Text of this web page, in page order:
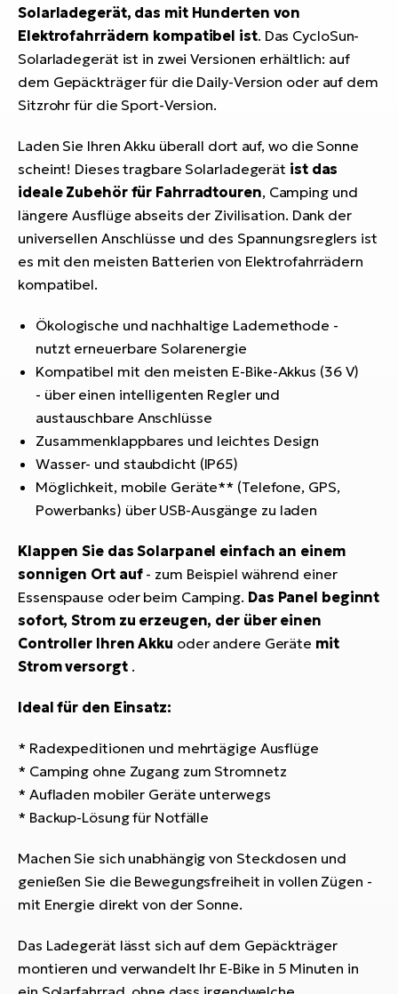
Solarladegerät, das mit Hunderten von
Elektrofahrrädern kompatibel ist. Das CycloSun-
Solarladegerät ist in zwei Versionen erhältlich: auf
dem Gepäckträger für die Daily-Version oder auf dem
Sitzrohr für die Sport-Version.
Laden Sie Ihren Akku überall dort auf, wo die Sonne
scheint! Dieses tragbare Solarladegerät ist das
ideale Zubehör für Fahrradtouren, Camping und
längere Ausflüge abseits der Zivilisation. Dank der
universellen Anschlüsse und des Spannungsreglers ist
es mit den meisten Batterien von Elektrofahrrädern
kompatibel.
Ökologische und nachhaltige Lademethode -
nutzt erneuerbare Solarenergie
Kompatibel mit den meisten E-Bike-Akkus (36 V)
- über einen intelligenten Regler und
austauschbare Anschlüsse
Zusammenklappbares und leichtes Design
Wasser- und staubdicht (IP65)
Möglichkeit, mobile Geräte** (Telefone, GPS,
Powerbanks) über USB-Ausgänge zu laden
Klappen Sie das Solarpanel einfach an einem
sonnigen Ort auf- zum Beispiel während einer
Essenspause oder beim Camping. Das Panel beginnt
sofort, Strom zu erzeugen, der über einen
Controller Ihren Akku oder andere Geräte mit
Strom versorgt .
Ideal für den Einsatz:
* Radexpeditionen und mehrtägige Ausflüge
* Camping ohne Zugang zum Stromnetz
* Aufladen mobiler Geräte unterwegs
* Backup-Lösung für Notfälle
Machen Sie sich unabhängig von Steckdosen und
genießen Sie die Bewegungsfreiheit in vollen Zügen -
mit Energie direkt von der Sonne.
Das Ladegerät lässt sich auf dem Gepäckträger
montieren und verwandelt Ihr E-Bike in 5 Minuten in